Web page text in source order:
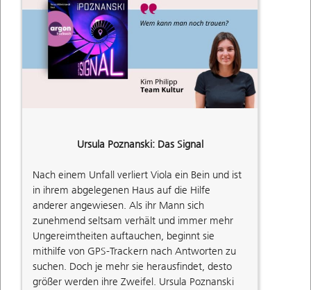
Ursula Poznanski: Das Signal
Nach einem Unfall verliert Viola ein Bein und ist
in ihrem abgelegenen Haus auf die Hilfe
anderer angewiesen. Als ihr Mann sich
zunehmend seltsam verhält und immer mehr
Ungereimtheiten auftauchen, beginnt sie
mithilfe von GPS-Trackern nach Antworten zu
suchen. Doch je mehr sie herausfindet, desto
größer werden ihre Zweifel. Ursula Poznanski